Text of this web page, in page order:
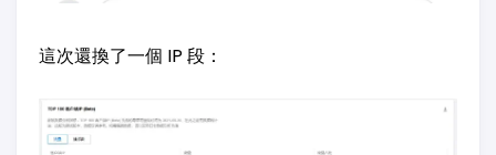
這次還換了一個 IP 段：